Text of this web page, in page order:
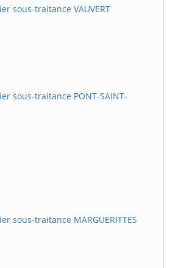
sous-traitance VAUVERT
sous-traitance PONT-SAINT-
sous-traitance MARGUERITTES